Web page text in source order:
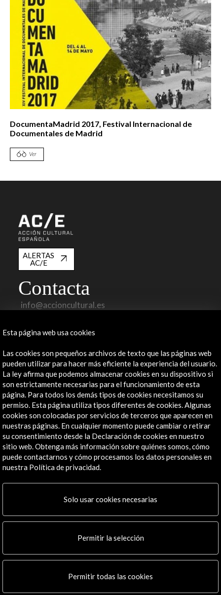
DocumentaMadrid 2017, Festival Internacional de
Documentales de Madrid
Ver
ALERTAS
AC/E
Contacta
info@accioncultural.es
José Abascal, 4 - 4º
28003 Madrid, España
Canales de contacto
Explora
Institucional
Actividades
Programa PICE
Residencias
Noticias
Multimedia
Cultura en Red
Logo y crédito a AC/E
Conecta
Esta página web usa cookies
Las cookies son pequeños archivos de texto que las páginas web
pueden utilizar para hacer más eficiente la experiencia del usuario.
La ley afirma que podemos almacenar cookies en su dispositivo si
son estrictamente necesarias para el funcionamiento de esta
página. Para todos los demás tipos de cookies necesitamos su
permiso. Esta página utiliza tipos diferentes de cookies. Algunas
cookies son colocadas por servicios de terceros que aparecen en
nuestras páginas. En cualquier momento puede cambiar o retirar
su consentimiento desde la Declaración de cookies en nuestro
sitio web. Obtenga más información sobre quiénes somos, cómo
puede contactarnos y cómo procesamos los datos personales en
nuestra Política de privacidad.
Solo usar cookies necesarias
Permitir la selección
Permitir todas las cookies